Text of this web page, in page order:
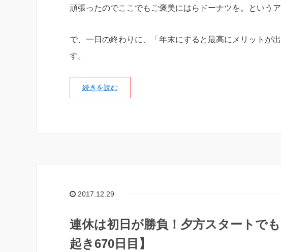
頑張ったのでここでもご褒美にはらドーナツを。という
で、一日の終わりに、「年末にすると最高にメリットが
す。
続きを読む
2017.12.29
連休は初日が勝負！夕方スタートで
起き670日目】